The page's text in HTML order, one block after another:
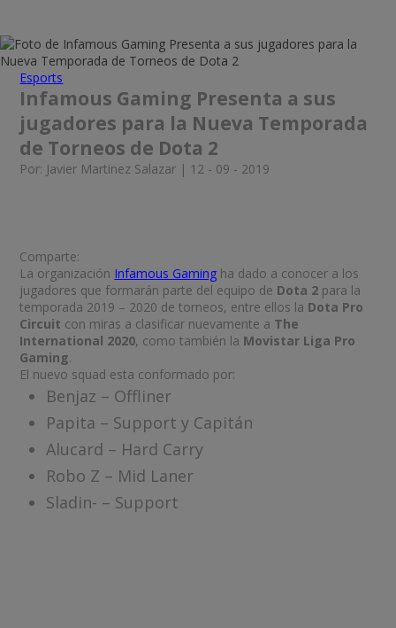
Esports
Infamous Gaming Presenta a sus
jugadores para la Nueva Temporada
de Torneos de Dota 2
Por: Javier Martinez Salazar | 12 - 09 - 2019
Comparte:
La organización Infamous Gaming ha dado a conocer a los
jugadores que formarán parte del equipo de Dota 2 para la
temporada 2019 – 2020 de torneos, entre ellos la Dota Pro
Circuit con miras a clasificar nuevamente a The
International 2020, como también la Movistar Liga Pro
Gaming.
El nuevo squad esta conformado por:
Benjaz – Offliner
Papita – Support y Capitán
Alucard – Hard Carry
Robo Z – Mid Laner
Sladin- – Support